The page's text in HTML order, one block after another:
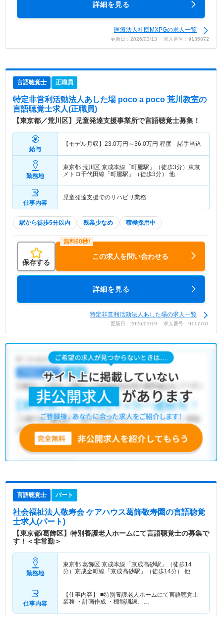
詳細を見る
医療法人社団MXPGの求人一覧
更新日：2026/03/13 求人番号：9135872
言語聴覚士 正職員
特定非営利活動法人あした場 poco a poco 荒川教室の
言語聴覚士求人(正職員)
【東京都／荒川区】児童発達支援事業所で言語聴覚士募集！
給与
【モデル月収】 23.0万円～36.0万円 程度 諸手当込
勤務地
東京都 荒川区 京成本線「町屋駅」（徒歩3分）東京
メトロ千代田線「町屋駅」（徒歩3分） 他
仕事内容
児童発達支援でのリハビリ業務
駅から徒歩5分以内 残業少なめ 積極採用中
保存する
この求人を問い合わせる
詳細を見る
特定非営利活動法人あした場の求人一覧
更新日：2026/01/19 求人番号：9117761
言語聴覚士 パート
社会福祉法人敬寿会 ケアハウス葛飾敬寿園の言語聴覚
士求人(パート)
【東京都/葛飾区】特別養護老人ホームにて言語聴覚士の募集で
す！＜非常勤＞
勤務地
東京都 葛飾区 京成本線「京成高砂駅」（徒歩14
分）京成金町線「京成高砂駅」（徒歩14分） 他
仕事内容
【仕事内容】 ■特別養護老人ホームにて言語聴覚士
業務 ・計画作成 ・機能訓練、…